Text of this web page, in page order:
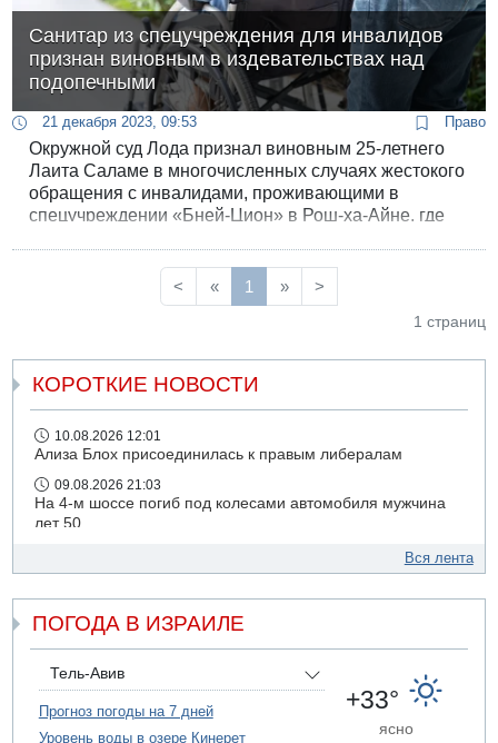
Санитар из спецучреждения для инвалидов
признан виновным в издевательствах над
подопечными
21 декабря 2023, 09:53 Право
Окружной суд Лода признал виновным 25-летнего
Лаита Саламе в многочисленных случаях жестокого
обращения с инвалидами, проживающими в
спецучреждении «Бней-Цион» в Рош-ха-Айне, где
<
« 1 » >
1 страниц
КОРОТКИЕ НОВОСТИ
10.08.2026 12:01
Ализа Блох присоединилась к правым либералам
09.08.2026 21:03
На 4-м шоссе погиб под колесами автомобиля мужчина
лет 50
Сын экс-депутата от партии ШАС арестован за
09.08.2026 19:36
16-летний подросток разбился насмерть при падении
09.08.2026 19:13
16-летний подросток упал со скалы в районе пещеры
Кешет (Верхняя Галилея)
Вся лента
ПОГОДА В ИЗРАИЛЕ
Тель-Авив
Прогноз погоды на 7 дней
Уровень воды в озере Кинерет
+33°
ясно